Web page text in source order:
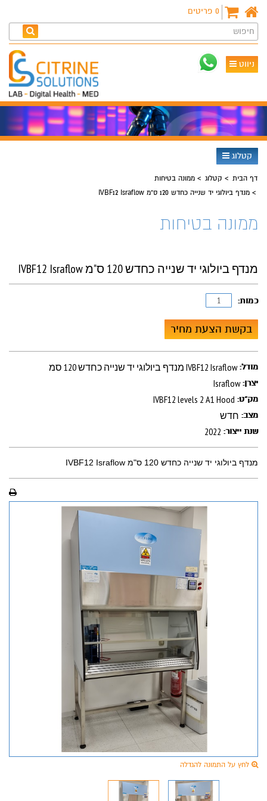
0 פריטים
חיפוש
ניווט
קטלוג
דף הבית קטלוג
ממונה בטיחות
מנדף ביולוגי יד שנייה כחדש 120 ס"מ IVBF12 Israflow
ממונה בטיחות
מנדף ביולוגי יד שנייה כחדש 120 ס"מ IVBF12 Israflow
כמות:
בקשת הצעת מחיר
מודל: מנדף ביולוגי יד שנייה כחדש 120 סמ IVBF12 Israflow
יצרן: Israflow
מק"ט: IVBF12 levels 2 A1 Hood
מצב: חדש
שנת ייצור: 2022
מנדף ביולוגי יד שנייה כחדש 120 ס"מ IVBF12 Israflow
לחץ על התמונה להגדלה